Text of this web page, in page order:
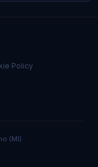
Policy
(MI)